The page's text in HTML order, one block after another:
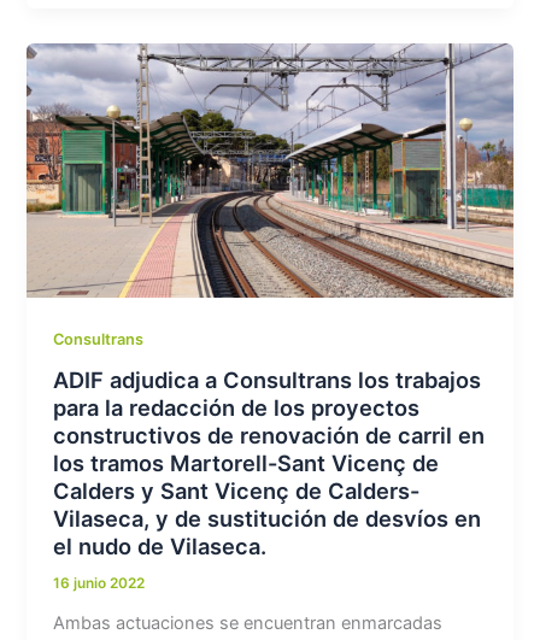
Consultrans
ADIF adjudica a Consultrans los trabajos
para la redacción de los proyectos
constructivos de renovación de carril en
los tramos Martorell-Sant Vicenç de
Calders y Sant Vicenç de Calders-
Vilaseca, y de sustitución de desvíos en
el nudo de Vilaseca.
16 junio 2022
Ambas actuaciones se encuentran enmarcadas